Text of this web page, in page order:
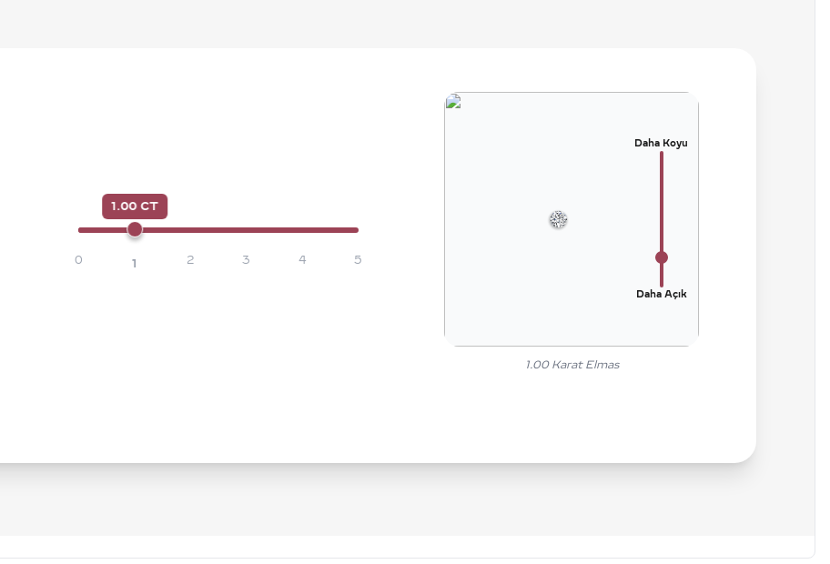
1.00 CT
0 1 2 3 4 5
Daha Koyu
Daha Açık
1.00Karat Elmas